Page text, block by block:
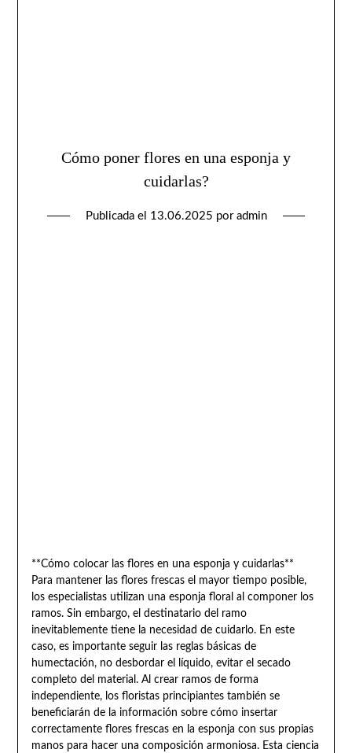
Cómo poner flores en una esponja y
cuidarlas?
Publicada el 13.06.2025 por admin
**Cómo colocar las flores en una esponja y cuidarlas**
Para mantener las flores frescas el mayor tiempo posible,
los especialistas utilizan una esponja floral al componer los
ramos. Sin embargo, el destinatario del ramo
inevitablemente tiene la necesidad de cuidarlo. En este
caso, es importante seguir las reglas básicas de
humectación, no desbordar el líquido, evitar el secado
completo del material. Al crear ramos de forma
independiente, los floristas principiantes también se
beneficiarán de la información sobre cómo insertar
correctamente flores frescas en la esponja con sus propias
manos para hacer una composición armoniosa. Esta ciencia